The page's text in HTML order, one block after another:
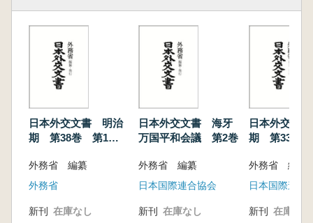
日本外交文書 明治
期 第38巻 第1
外務省 編纂
外務省
新刊 在庫なし
日本外交文書 海牙
万国平和会議 第2巻
外務省 編纂
日本国際連合協会
新刊 在庫なし
日本外交文
期 第33
外務省 編纂
日本国際連合
新刊 在庫なし